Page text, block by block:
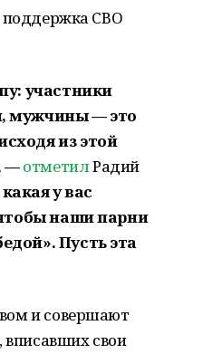
поддержка СВО
участники
мужчины — это
из этой
—отметилРадий
у вас
наши парни
Пусть эта
и совершают
вписавших свои